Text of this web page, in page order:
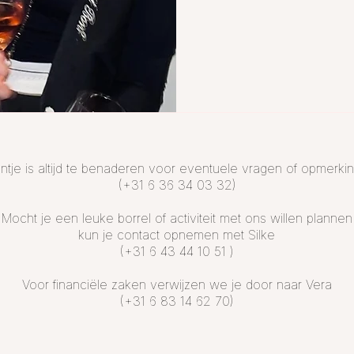
is altijd te benaderen voor eventuele vragen of
(+31 6 36 34 03 32)
Mocht je een leuke borrel of activiteit met ons willen plannen
kun je contact opnemen met Silke
(+31 6 43 44 10 51 )
Voor financiële zaken verwijzen we je door naar Vera
(+31 6 83 14 62 70)